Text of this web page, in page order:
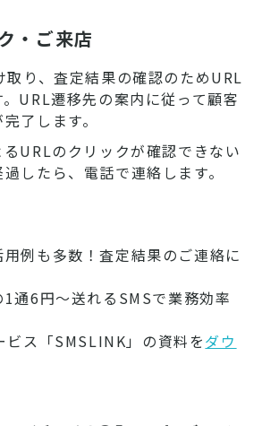
・ご来店
取り、査定結果の確認のためURL
URL遷移先の案内に従って顧客
了します。
URLのクリックが確認できない
したら、電話で連絡します。
例も多数！査定結果のご連絡に
通6円～送れるSMSで業務効率
ビス「SMSLINK」の資料をダウ